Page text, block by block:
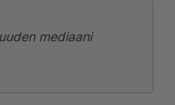
mediaani